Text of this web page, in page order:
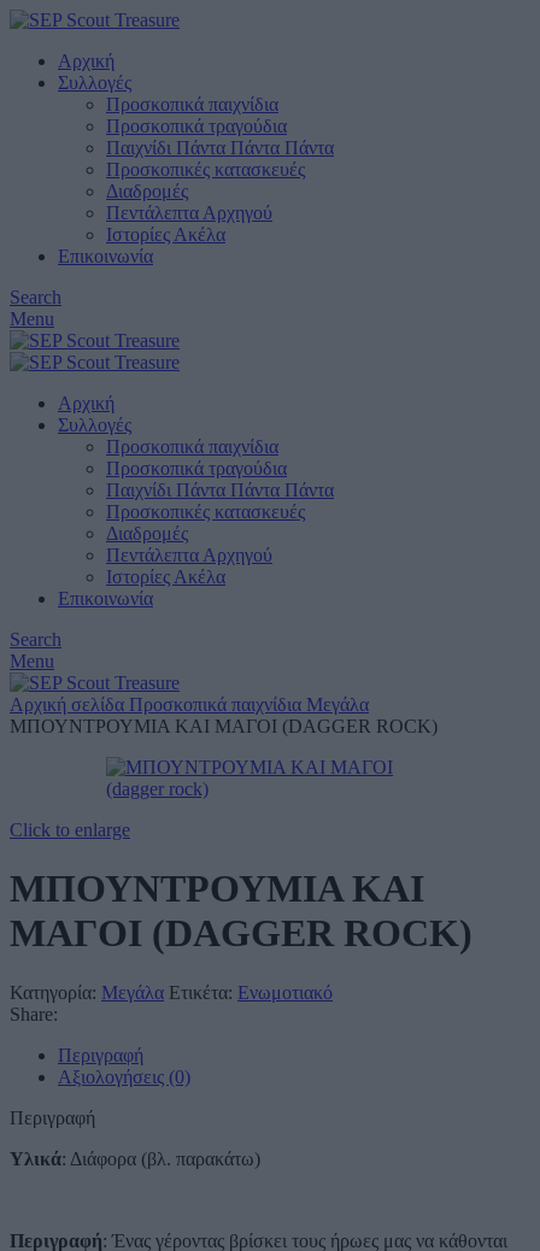
Αρχική
Συλλογές
Προσκοπικά παιχνίδια
Προσκοπικά τραγούδια
Παιχνίδι Πάντα Πάντα Πάντα
Προσκοπικές κατασκευές
Διαδρομές
Πεντάλεπτα Αρχηγού
Ιστορίες Ακέλα
Επικοινωνία
Search
Menu
Αρχική
Συλλογές
Προσκοπικά παιχνίδια
Προσκοπικά τραγούδια
Παιχνίδι Πάντα Πάντα Πάντα
Προσκοπικές κατασκευές
Διαδρομές
Πεντάλεπτα Αρχηγού
Ιστορίες Ακέλα
Επικοινωνία
Search
Menu
Αρχική σελίδα Προσκοπικά παιχνίδια Μεγάλα
ΜΠΟΥΝΤΡΟΥΜΙΑ ΚΑΙ ΜΑΓΟΙ (DAGGER ROCK)
Click to enlarge
ΜΠΟΥΝΤΡΟΥΜΙΑ ΚΑΙ
ΜΑΓΟΙ (DAGGER ROCK)
Κατηγορία: Μεγάλα Ετικέτα: Ενωμοτιακό
Share:
Περιγραφή
Αξιολογήσεις (0)
Περιγραφή
Υλικά: Διάφορα (βλ. παρακάτω)
Περιγραφή: Ένας γέροντας βρίσκει τους ήρωες μας να κάθονται